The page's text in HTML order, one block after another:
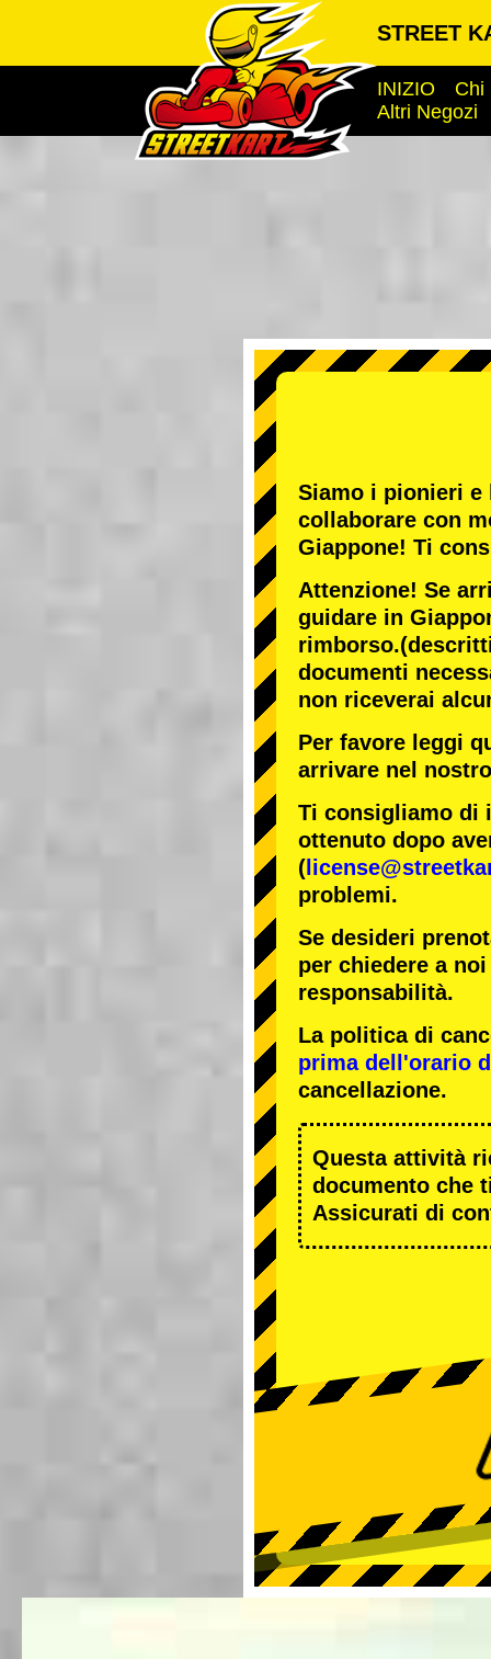
STREET
INIZIO
Chi
Altri Negozi
Siamo i pionieri e
collaborare con
Giappone! Ti
Attenzione! Se
guidare in
rimborso.
documenti
non riceverai
Per favore leggi
arrivare nel
Ti consigliamo di
ottenuto dopo
(
problemi.
Se desideri
per chiedere a
responsabilità.
La politica di
prima dell'orario
cancellazione.
Questa attività
documento che
Assicurati di